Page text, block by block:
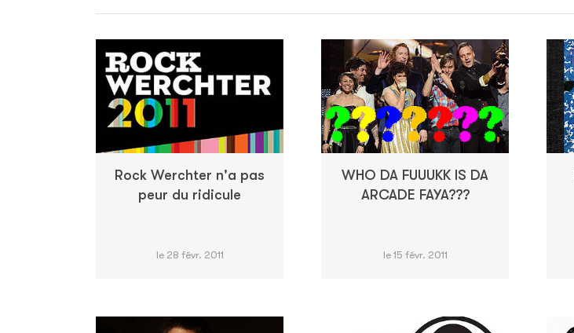
Rock Werchter n'a pas
peur du ridicule
le 28 févr. 2011
WHO DA FUUUKK IS DA
ARCADE FAYA???
le 15 févr. 2011